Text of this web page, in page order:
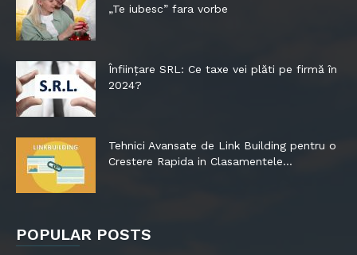
„Te iubesc” fara vorbe
Înființare SRL: Ce taxe vei plăti pe firmă în
2024?
Tehnici Avansate de Link Building pentru o
Crestere Rapida in Clasamentele...
POPULAR POSTS